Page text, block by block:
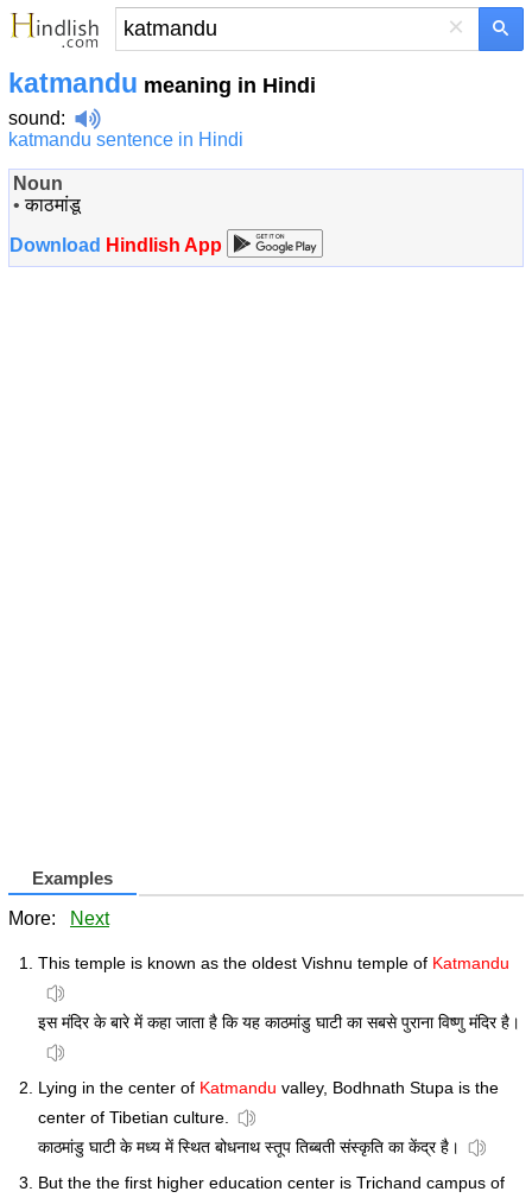
×
katmandu meaning in Hindi
sound:
katmandu sentence in Hindi
Noun
•काठमांडू
Download Hindlish App
Examples
More: Next
This temple is known as the oldest Vishnu temple of Katmandu
इस मंदिर के बारे में कहा जाता है कि यह काठमांडु घाटी का सबसे पुराना विष्णु मंदिर है।
Lying in the center of Katmandu valley, Bodhnath Stupa is the
center of Tibetian culture.
काठमांडु घाटी के मध्य में स्थित बोधनाथ स्तूप तिब्बती संस्कृति का केंद्र है।
But the the first higher education center is Trichand campus of